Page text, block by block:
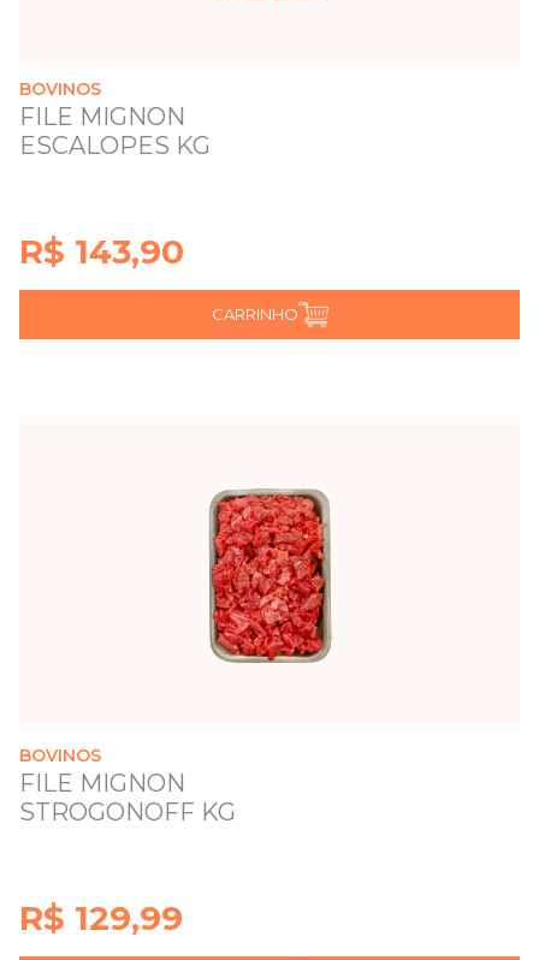
BOVINOS
FILE MIGNON
ESCALOPES KG
R$ 143,90
CARRINHO
BOVINOS
FILE MIGNON
STROGONOFF KG
R$ 129,99